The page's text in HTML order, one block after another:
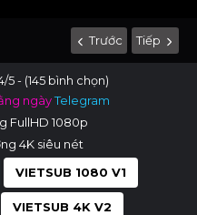
Trước Tiếp
5 - (145 bình chọn)
ngàyTelegram
FullHD 1080p
4K siêu nét
VIETSUB 1080 V1
VIETSUB 4K V2